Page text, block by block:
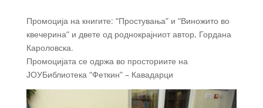
Промоција на книгите: “Простувања” и “Виножито во
квечерина” и двете од роднокрајниот автор, Гордана
Кароловска.
Промоцијата се одржа во просториите на
ЈОУБиблиотека “Феткин” – Кавадарци